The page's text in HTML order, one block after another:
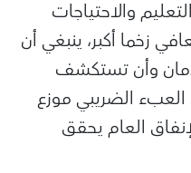
والاحتياجات
زخما أكبر، ينبغي أن
وأن تستكشف
العبء الضريبي موزع
العام يحقق